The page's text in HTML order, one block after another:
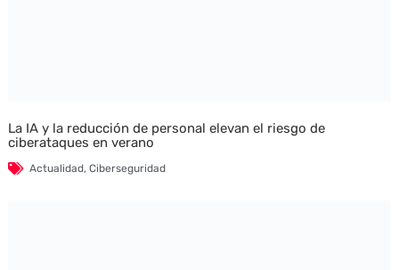
La IA y la reducción de personal elevan el riesgo de
ciberataques en verano
Actualidad, Ciberseguridad